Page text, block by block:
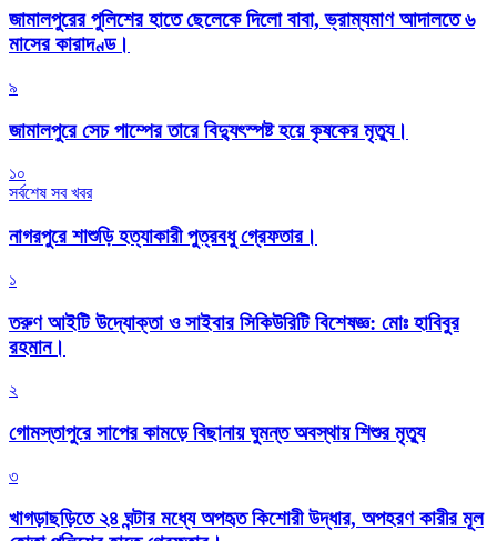
জামালপুরের পুলিশের হাতে ছেলেকে দিলো বাবা, ভ্রাম্যমাণ আদালতে ৬
মাসের কারাদণ্ড।
৯
জামালপুরে সেচ পাম্পের তারে বিদ্যুৎস্পষ্ট হয়ে কৃষকের মৃত্যু।
১০
সর্বশেষ সব খবর
নাগরপুরে শাশুড়ি হত্যাকারী পুত্রবধু গ্রেফতার।
১
তরুণ আইটি উদ্যোক্তা ও সাইবার সিকিউরিটি বিশেষজ্ঞ: মোঃ হাবিবুর
রহমান।
২
গোমস্তাপুরে সাপের কামড়ে বিছানায় ঘুমন্ত অবস্থায় শিশুর মৃত্যু
৩
খাগড়াছড়িতে ২৪ ঘন্টার মধ্যে অপহৃত কিশোরী উদ্ধার, অপহরণ কারীর মূল